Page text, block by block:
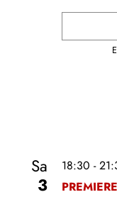
Sa
3
18:30 -
PREMIERE